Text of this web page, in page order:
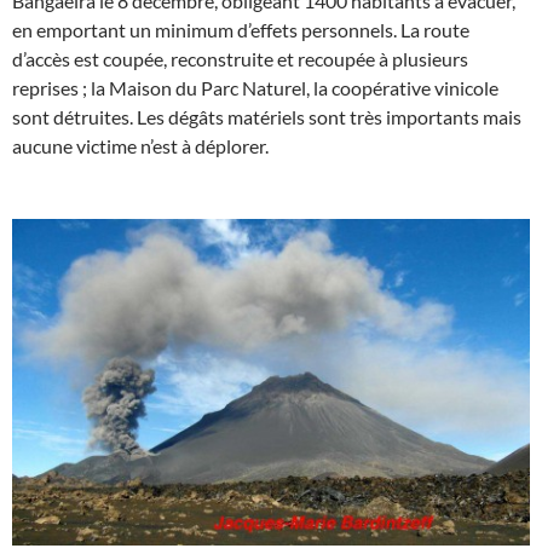
en emportant un minimum d’effets personnels. La route
d’accès est coupée, reconstruite et recoupée à plusieurs
reprises ; la Maison du Parc Naturel, la coopérative vinicole
sont détruites. Les dégâts matériels sont très importants mais
aucune victime n’est à déplorer.